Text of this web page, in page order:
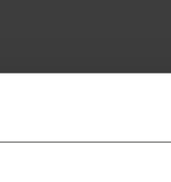
в Україні, що
добавок та іншої
Biotus здобув довіру